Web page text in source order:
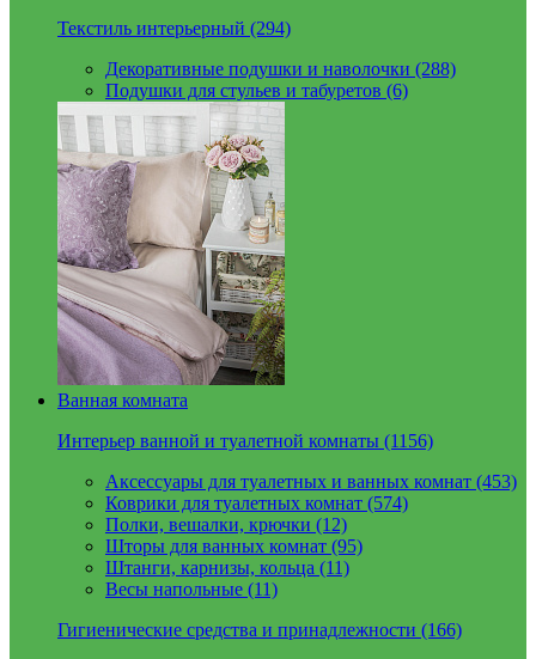
Текстиль интерьерный (294)
Декоративные подушки и наволочки (288)
Подушки для стульев и табуретов (6)
Ванная комната
Интерьер ванной и туалетной комнаты (1156)
Аксессуары для туалетных и ванных комнат (453)
Коврики для туалетных комнат (574)
Полки, вешалки, крючки (12)
Шторы для ванных комнат (95)
Штанги, карнизы, кольца (11)
Весы напольные (11)
Гигиенические средства и принадлежности (166)